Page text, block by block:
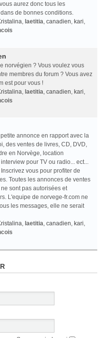
aurez donc tous les
de bonnes conditions.
, laetitia, canadien, kari,
norvégien ? Vous voulez vous
membres du forum ? Vous avez
est pour vous !
, laetitia, canadien, kari,
annonce en rapport avec la
des ventes de livres, CD, DVD,
en Norvège, location
pour TV ou radio... ect...
vous pour profiter de
Toutes les annonces de ventes
sont pas autorisées et
L'equipe de norvege-fr.com ne
les messages, elle ne serait
, laetitia, canadien, kari,